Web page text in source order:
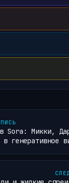
Sora: Микки,
в генеративное